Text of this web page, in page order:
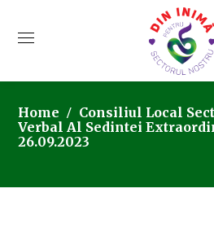
Home Consiliul Local
Verbal Al Sedintei
26.09.2023